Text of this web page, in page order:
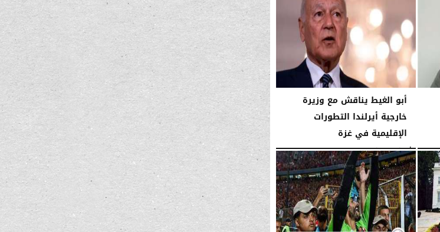
أبو الغيط يناقش مع وزيرة
خارجية أيرلندا التطورات
الإقليمية في غزة
الأربعاء، 14 يناير 2026 03:51 صـ